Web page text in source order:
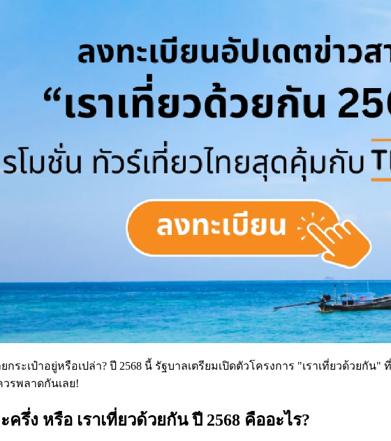
ระเป๋าอยู่หรือเปล่า? ปี 2568 นี้ รัฐบาลเตรียมเปิดตัวโครงการ "เราเที่ยวด้วยกั
รพลาดกันเลย!
รึ่ง หรือ เราเที่ยวด้วยกัน ปี 2568 คืออะไร?